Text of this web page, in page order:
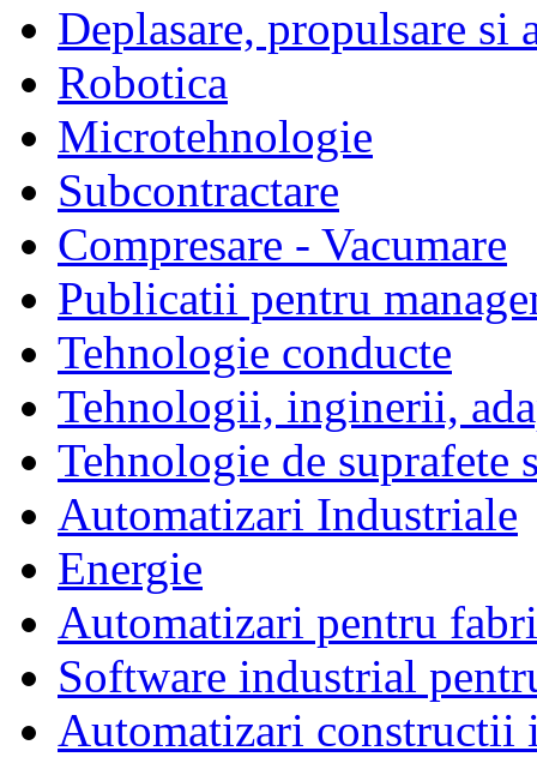
Deplasare, propulsare si
Robotica
Microtehnologie
Subcontractare
Compresare - Vacumare
Publicatii pentru
Tehnologie conducte
Tehnologii, inginerii,
Tehnologie de suprafete
Automatizari Industriale
Energie
Automatizari pentru
Software industrial
Automatizari constructii